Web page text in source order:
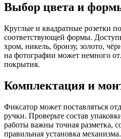
Выбор цвета и
Круглые и квадратные розетки
соответствующей формы.
хром, никель, бронзу, золото,
на фотографии может немного
покрытия.
Комплектация и
Фиксатор может поставляться
ручки. Проверьте состав
работы важны точная разметка,
правильная установка механизма.